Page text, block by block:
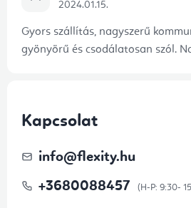
2024.01.15.
Gyors szállítás, nagyszerű
gyönyörű és csodálatosan szól.
Kapcsolat
info@flexity.hu
+3680088457